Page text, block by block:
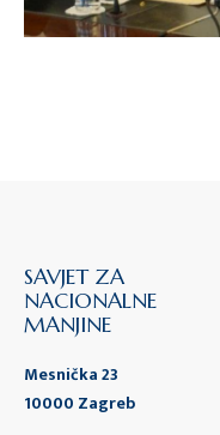
SAVJET ZA
NACIONALNE
MANJINE
Mesnička 23
10000 Zagreb